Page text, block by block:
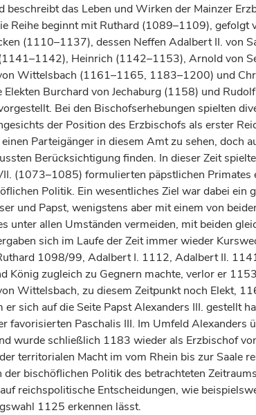
beschreibt das Leben und Wirken der Mainzer
Reihe beginnt mit Ruthard (1089–1109), gefolgt
(1110–1137), dessen Neffen Adalbert II. von
Heinrich (1142–1153), Arnold von
Wittelsbach (1161–1165, 1183–1200) und
Elekten Burchard von Jechaburg (1158) und
Bei den Bischofserhebungen spielten
der Position des Erzbischofs als erster
Parteigänger in diesem Amt zu sehen, doch
Berücksichtigung finden. In dieser Zeit
(1073–1085) formulierten päpstlichen Primates
Politik. Ein wesentliches Ziel war dabei ein
und Papst, wenigstens aber mit einem von
unter allen Umständen vermeiden, mit beiden
sich im Laufe der Zeit immer wieder
1098/99, Adalbert I. 1112, Adalbert II.
König zugleich zu Gegnern machte, verlor er
Wittelsbach, zu diesem Zeitpunkt noch Elekt,
er sich auf die Seite Papst Alexanders III. gestellt
favorisierten Paschalis III. Im Umfeld Alexanders
wurde schließlich 1183 wieder als Erzbischof
territorialen Macht im vom Rhein bis zur Saale
der bischöflichen Politik des betrachteten
reichspolitische Entscheidungen, wie
1125 erkennen lässt.